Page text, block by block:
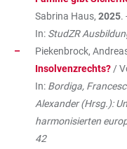
Sabrina Haus, 2025.
In: StudZR
Piekenbrock,
Insolvenzrechts? /
In: Bordiga,
Alexander (Hrsg.):
harmonisierten
42